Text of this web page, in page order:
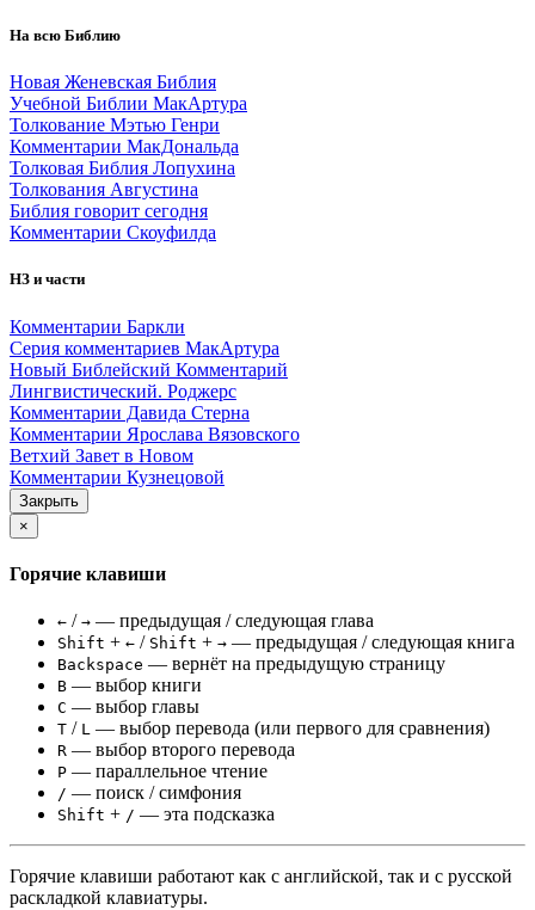
На всю Библию
Новая Женевская Библия
Учебной Библии МакАртура
Толкование Мэтью Генри
Комментарии МакДональда
Толковая Библия Лопухина
Толкования Августина
Библия говорит сегодня
Комментарии Скоуфилда
НЗ и части
Комментарии Баркли
Серия комментариев МакАртура
Новый Библейский Комментарий
Лингвистический. Роджерс
Комментарии Давида Стерна
Комментарии Ярослава Вязовского
Ветхий Завет в Новом
Комментарии Кузнецовой
Закрыть
×
Горячие клавиши
← / → — предыдущая / следующая глава
Shift + ← / Shift + → — предыдущая / следующая книга
Backspace — вернёт на предыдущую страницу
B — выбор книги
C — выбор главы
T / L — выбор перевода (или первого для сравнения)
R — выбор второго перевода
P — параллельное чтение
/ — поиск / симфония
Shift + / — эта подсказка
Горячие клавиши работают как с английской, так и с русской
раскладкой клавиатуры.